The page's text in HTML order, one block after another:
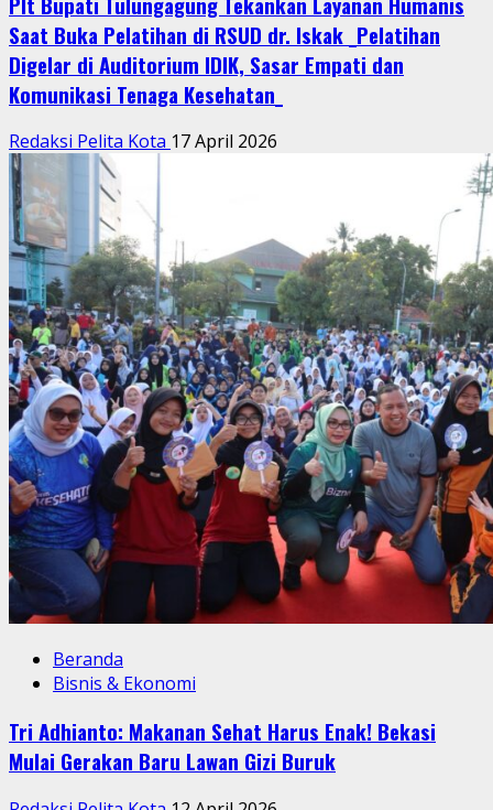
Saat Buka Pelatihan di RSUD dr. Iskak _Pelatihan
Digelar di Auditorium IDIK, Sasar Empati dan
Komunikasi Tenaga Kesehatan_
Redaksi Pelita Kota 17 April 2026
Beranda
Bisnis & Ekonomi
Tri Adhianto: Makanan Sehat Harus Enak! Bekasi
Mulai Gerakan Baru Lawan Gizi Buruk